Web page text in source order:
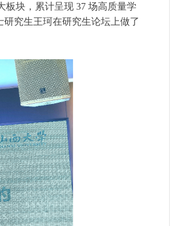
板块，累计呈现 37 场高质量学
究生王珂在研究生论坛上做了